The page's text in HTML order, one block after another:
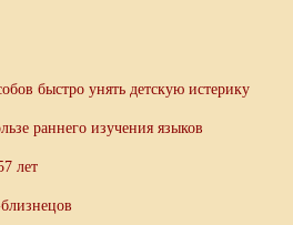
быстро унять детскую истерику
раннего изучения языков
лет